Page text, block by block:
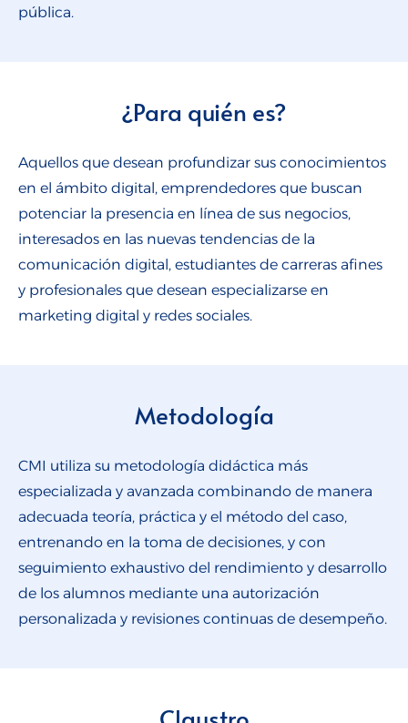
pública.
¿Para quién es?
Aquellos que desean profundizar sus conocimientos
en el ámbito digital, emprendedores que buscan
potenciar la presencia en línea de sus negocios,
interesados en las nuevas tendencias de la
comunicación digital, estudiantes de carreras afines
y profesionales que desean especializarse en
marketing digital y redes sociales.
Metodología
CMI utiliza su metodología didáctica más
especializada y avanzada combinando de manera
adecuada teoría, práctica y el método del caso,
entrenando en la toma de decisiones, y con
seguimiento exhaustivo del rendimiento y desarrollo
de los alumnos mediante una autorización
personalizada y revisiones continuas de desempeño.